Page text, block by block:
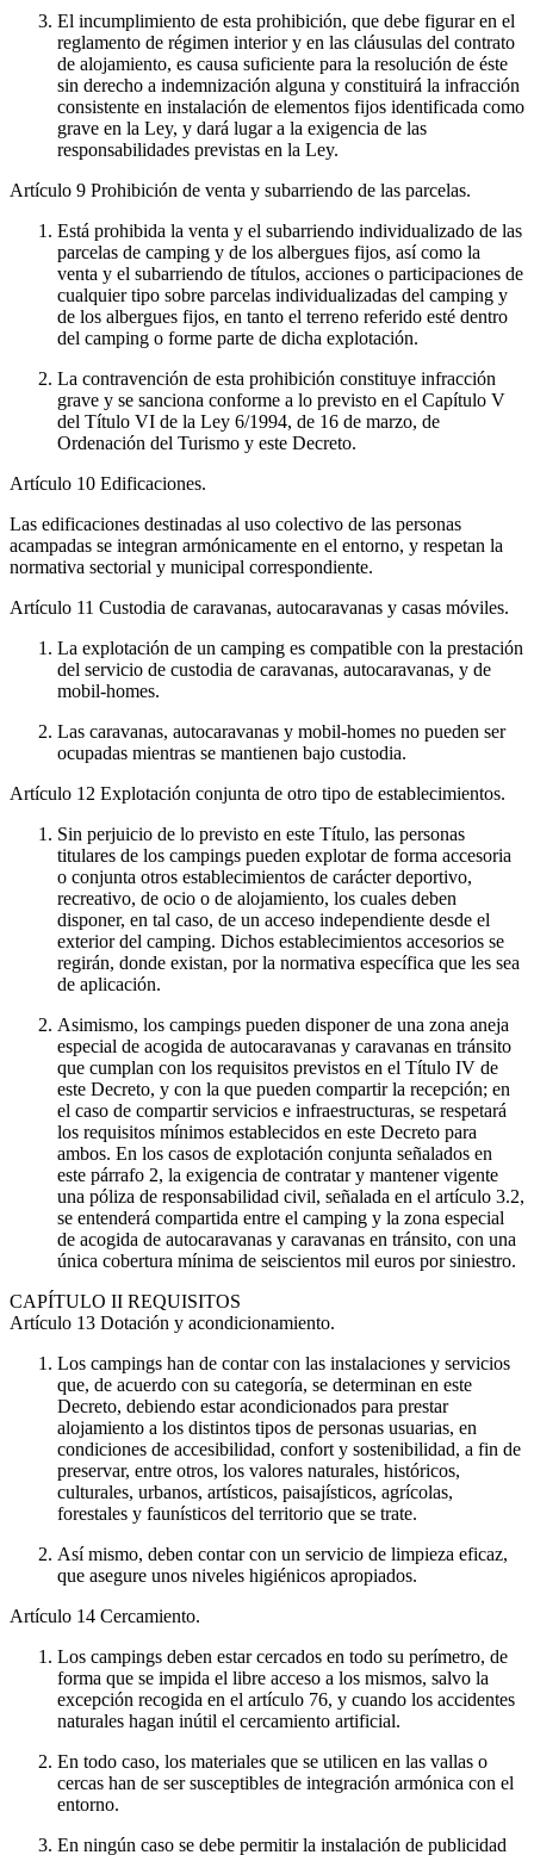
El incumplimiento de esta prohibición, que debe figurar en el
reglamento de régimen interior y en las cláusulas del contrato
de alojamiento, es causa suficiente para la resolución de éste
sin derecho a indemnización alguna y constituirá la infracción
consistente en instalación de elementos fijos identificada como
grave en la Ley, y dará lugar a la exigencia de las
responsabilidades previstas en la Ley.
Artículo 9 Prohibición de venta y subarriendo de las parcelas.
Está prohibida la venta y el subarriendo individualizado de las
parcelas de camping y de los albergues fijos, así como la
venta y el subarriendo de títulos, acciones o participaciones de
cualquier tipo sobre parcelas individualizadas del camping y
de los albergues fijos, en tanto el terreno referido esté dentro
del camping o forme parte de dicha explotación.
La contravención de esta prohibición constituye infracción
grave y se sanciona conforme a lo previsto en el Capítulo V
del Título VI de la Ley 6/1994, de 16 de marzo, de
Ordenación del Turismo y este Decreto.
Artículo 10 Edificaciones.
Las edificaciones destinadas al uso colectivo de las personas
acampadas se integran armónicamente en el entorno, y respetan la
normativa sectorial y municipal correspondiente.
Artículo 11 Custodia de caravanas, autocaravanas y casas móviles.
La explotación de un camping es compatible con la prestación
del servicio de custodia de caravanas, autocaravanas, y de
mobil-homes.
Las caravanas, autocaravanas y mobil-homes no pueden ser
ocupadas mientras se mantienen bajo custodia.
Artículo 12 Explotación conjunta de otro tipo de establecimientos.
Sin perjuicio de lo previsto en este Título, las personas
titulares de los campings pueden explotar de forma accesoria
o conjunta otros establecimientos de carácter deportivo,
recreativo, de ocio o de alojamiento, los cuales deben
disponer, en tal caso, de un acceso independiente desde el
exterior del camping. Dichos establecimientos accesorios se
regirán, donde existan, por la normativa específica que les sea
de aplicación.
Asimismo, los campings pueden disponer de una zona aneja
especial de acogida de autocaravanas y caravanas en tránsito
que cumplan con los requisitos previstos en el Título IV de
este Decreto, y con la que pueden compartir la recepción; en
el caso de compartir servicios e infraestructuras, se respetará
los requisitos mínimos establecidos en este Decreto para
ambos. En los casos de explotación conjunta señalados en
este párrafo 2, la exigencia de contratar y mantener vigente
una póliza de responsabilidad civil, señalada en el artículo 3.2,
se entenderá compartida entre el camping y la zona especial
de acogida de autocaravanas y caravanas en tránsito, con una
única cobertura mínima de seiscientos mil euros por siniestro.
CAPÍTULO II REQUISITOS
Artículo 13 Dotación y acondicionamiento.
Los campings han de contar con las instalaciones y servicios
que, de acuerdo con su categoría, se determinan en este
Decreto, debiendo estar acondicionados para prestar
alojamiento a los distintos tipos de personas usuarias, en
condiciones de accesibilidad, confort y sostenibilidad, a fin de
preservar, entre otros, los valores naturales, históricos,
culturales, urbanos, artísticos, paisajísticos, agrícolas,
forestales y faunísticos del territorio que se trate.
Así mismo, deben contar con un servicio de limpieza eficaz,
que asegure unos niveles higiénicos apropiados.
Artículo 14 Cercamiento.
Los campings deben estar cercados en todo su perímetro, de
forma que se impida el libre acceso a los mismos, salvo la
excepción recogida en el artículo 76, y cuando los accidentes
naturales hagan inútil el cercamiento artificial.
En todo caso, los materiales que se utilicen en las vallas o
cercas han de ser susceptibles de integración armónica con el
entorno.
En ningún caso se debe permitir la instalación de publicidad